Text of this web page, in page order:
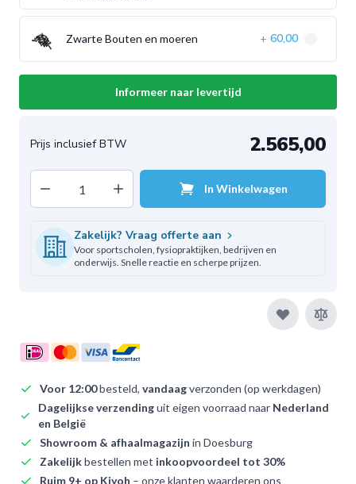
Zwarte Bouten en moeren + 60,00
Informeer naar levertijd
2.565,00
Decrease quantityIncrease quantityIn Winkelwagen
Zakelijk? Vraag offerte aan
Voor sportscholen, fysiopraktijken, bedrijven en
onderwijs. Snelle reactie en scherpe prijzen.
Voor 12:00besteld, vandaagverzonden (op werkdagen)
Dagelijkse verzendinguit eigen voorraad naar Nederland
en België
Showroom & afhaalmagazijn in Doesburg
Zakelijkbestellen met inkoopvoordeel tot 30%
Ruim 9+ op Kiyoh – onze klanten waarderen ons